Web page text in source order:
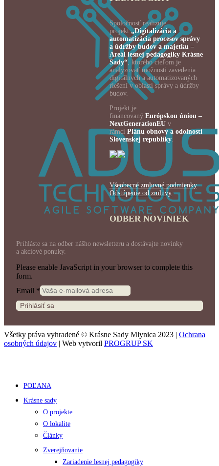
Spoločnosť realizuje
projekt„Digitalizácia a
automatizácia procesov správy
a údržby budov a majetku –
Areál lesnej pedagogiky Krásne
Sady“ , ktorého cieľom je
analyzovať možnosti zavedenia
digitálnych a automatizovaných
riešení v oblasti správy a údržby
budov.
Projekt je
financovaný Európskou úniou –
NextGenerationEU v
rámci Plánu obnovy a odolnosti
Slovenskej republiky
Všeobecné zmluvné podmienky
Odstúpenie od zmluvy
ODBER NOVINIEK
Prihláste sa na odber nášho newsletteru a dostávajte novinky
a akciové ponuky.
Please enable JavaScript in your browser to complete this
form.
Email *
Prihlásiť sa
Všetky práva vyhradené © Krásne Sady Mlynica 2023 | Ochrana
osobných údajov | Web vytvoril PROGRUP SK
POĽANA
Krásne sady
O projekte
O lokalite
Články
Zverejňovanie
Zariadenie lesnej pedagogiky